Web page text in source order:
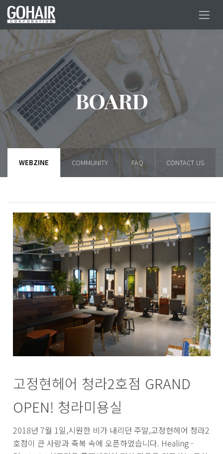
BOARD
WEBZINE COMMUNITY FAQ CONTACT US
고정현헤어 청라2호점 GRAND
OPEN! 청라미용실
2018년 7월 1일,시원한 비가 내리던 주말,고정현헤어 청라2
호점이 큰 사랑과 축복 속에 오픈하였습니다. Healing -